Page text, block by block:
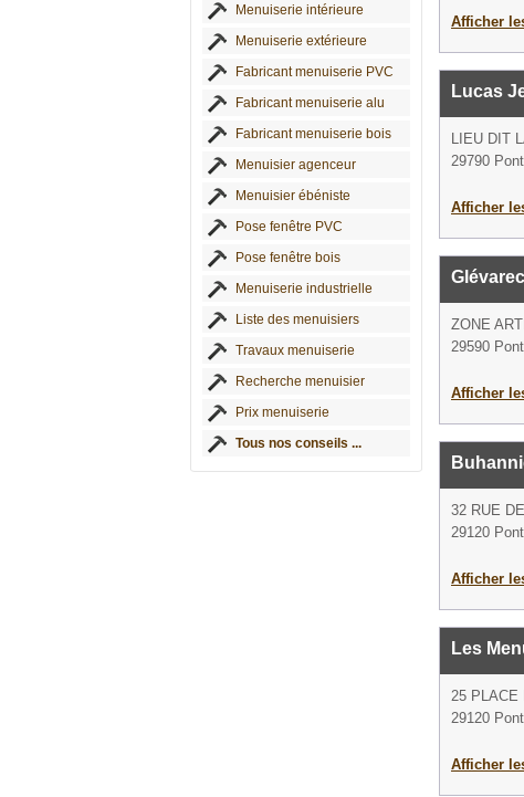
Menuiserie intérieure
Menuiserie extérieure
Fabricant menuiserie PVC
Fabricant menuiserie alu
Fabricant menuiserie bois
Menuisier agenceur
Menuisier ébéniste
Pose fenêtre PVC
Pose fenêtre bois
Menuiserie industrielle
Liste des menuisiers
Travaux menuiserie
Recherche menuisier
Prix menuiserie
Tous nos conseils ...
Afficher
Lucas
LIEU DIT
29790
Afficher
ZONE
29590
Afficher
32 RUE
29120
Afficher
Les
25 PLACE
29120
Afficher